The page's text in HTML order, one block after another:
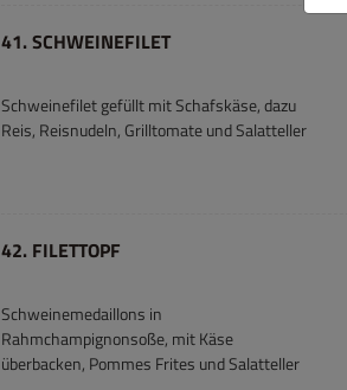
41. SCHWEINEFILET
Schweinefilet gefüllt mit Schafskäse, dazu
Reis, Reisnudeln, Grilltomate und Salatteller
42. FILETTOPF
Schweinemedaillons in
Rahmchampignonsoße, mit Käse
überbacken, Pommes Frites und Salatteller